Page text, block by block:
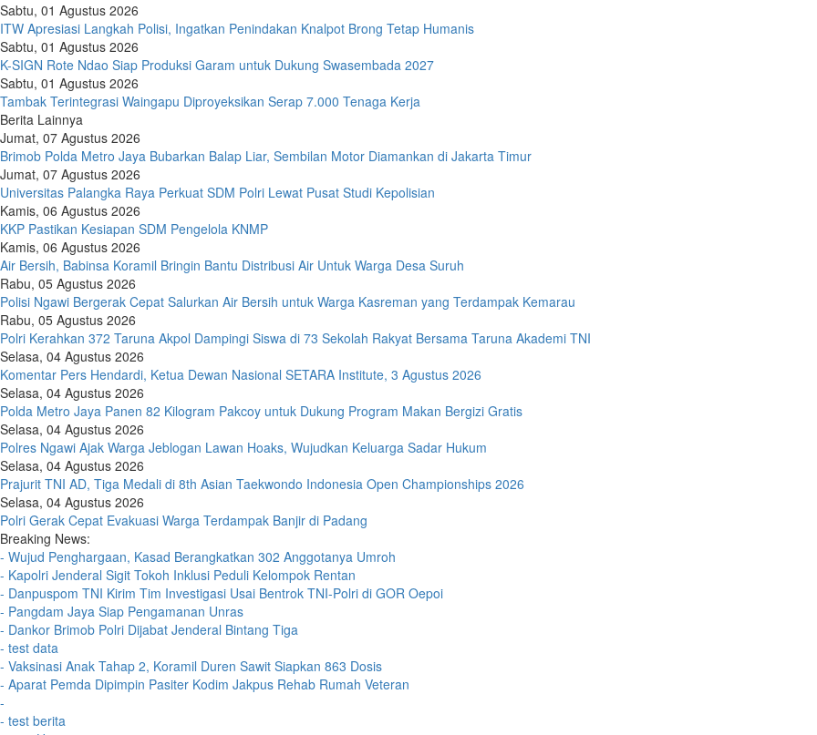
Sabtu, 01 Agustus 2026
ITW Apresiasi Langkah Polisi, Ingatkan Penindakan Knalpot Brong Tetap Humanis
Sabtu, 01 Agustus 2026
K-SIGN Rote Ndao Siap Produksi Garam untuk Dukung Swasembada 2027
Sabtu, 01 Agustus 2026
Tambak Terintegrasi Waingapu Diproyeksikan Serap 7.000 Tenaga Kerja
Berita Lainnya
Jumat, 07 Agustus 2026
Brimob Polda Metro Jaya Bubarkan Balap Liar, Sembilan Motor Diamankan di Jakarta Timur
Jumat, 07 Agustus 2026
Universitas Palangka Raya Perkuat SDM Polri Lewat Pusat Studi Kepolisian
Kamis, 06 Agustus 2026
KKP Pastikan Kesiapan SDM Pengelola KNMP
Kamis, 06 Agustus 2026
Air Bersih, Babinsa Koramil Bringin Bantu Distribusi Air Untuk Warga Desa Suruh
Rabu, 05 Agustus 2026
Polisi Ngawi Bergerak Cepat Salurkan Air Bersih untuk Warga Kasreman yang Terdampak Kemarau
Rabu, 05 Agustus 2026
Polri Kerahkan 372 Taruna Akpol Dampingi Siswa di 73 Sekolah Rakyat Bersama Taruna Akademi TNI
Selasa, 04 Agustus 2026
Komentar Pers Hendardi, Ketua Dewan Nasional SETARA Institute, 3 Agustus 2026
Selasa, 04 Agustus 2026
Polda Metro Jaya Panen 82 Kilogram Pakcoy untuk Dukung Program Makan Bergizi Gratis
Selasa, 04 Agustus 2026
Polres Ngawi Ajak Warga Jeblogan Lawan Hoaks, Wujudkan Keluarga Sadar Hukum
Selasa, 04 Agustus 2026
Prajurit TNI AD, Tiga Medali di 8th Asian Taekwondo Indonesia Open Championships 2026
Selasa, 04 Agustus 2026
Polri Gerak Cepat Evakuasi Warga Terdampak Banjir di Padang
Breaking News:
- Wujud Penghargaan, Kasad Berangkatkan 302 Anggotanya Umroh
- Kapolri Jenderal Sigit Tokoh Inklusi Peduli Kelompok Rentan
- Danpuspom TNI Kirim Tim Investigasi Usai Bentrok TNI-Polri di GOR Oepoi
- Pangdam Jaya Siap Pengamanan Unras
- Dankor Brimob Polri Dijabat Jenderal Bintang Tiga
- test data
- Vaksinasi Anak Tahap 2, Koramil Duren Sawit Siapkan 863 Dosis
- Aparat Pemda Dipimpin Pasiter Kodim Jakpus Rehab Rumah Veteran
-
- test berita